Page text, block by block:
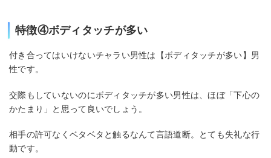
特徴④ボディタッチが多い
付き合ってはいけないチャラい男性は【ボディタッチが多い】男
性です。
交際もしていないのにボディタッチが多い男性は、ほぼ「下心の
かたまり」と思って良いでしょう。
相手の許可なくベタベタと触るなんて言語道断。とても失礼な行
動です。